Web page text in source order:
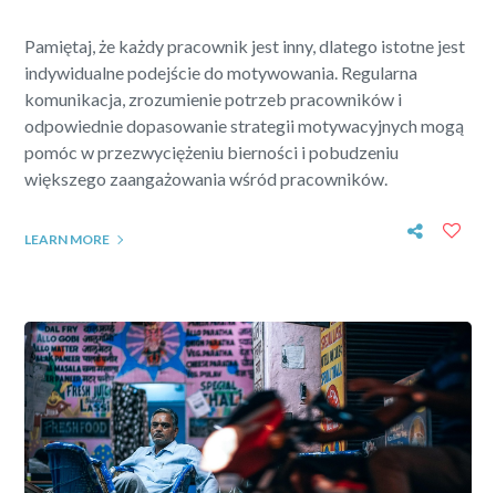
Pamiętaj, że każdy pracownik jest inny, dlatego istotne jest
indywidualne podejście do motywowania. Regularna
komunikacja, zrozumienie potrzeb pracowników i
odpowiednie dopasowanie strategii motywacyjnych mogą
pomóc w przezwyciężeniu bierności i pobudzeniu
większego zaangażowania wśród pracowników.
LEARN MORE